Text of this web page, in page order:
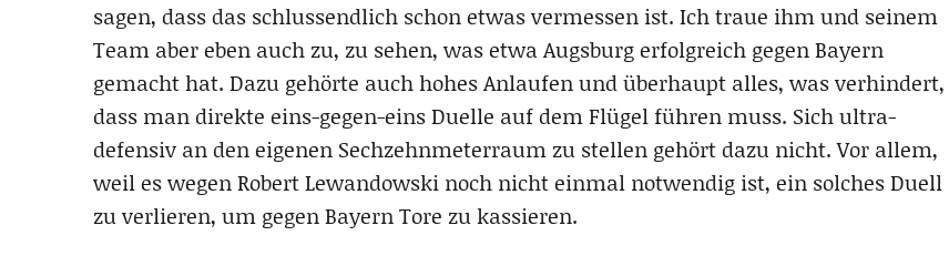
sagen, dass das schlussendlich schon etwas vermessen ist. Ich traue ihm und seinem
Team aber eben auch zu, zu sehen, was etwa Augsburg erfolgreich gegen Bayern
gemacht hat. Dazu gehörte auch hohes Anlaufen und überhaupt alles, was verhindert,
dass man direkte eins-gegen-eins Duelle auf dem Flügel führen muss. Sich ultra-
defensiv an den eigenen Sechzehnmeterraum zu stellen gehört dazu nicht. Vor allem,
weil es wegen Robert Lewandowski noch nicht einmal notwendig ist, ein solches Duell
zu verlieren, um gegen Bayern Tore zu kassieren.